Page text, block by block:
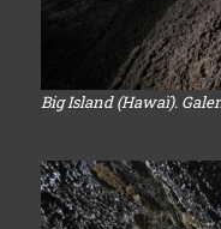
Big Island (Hawaï).